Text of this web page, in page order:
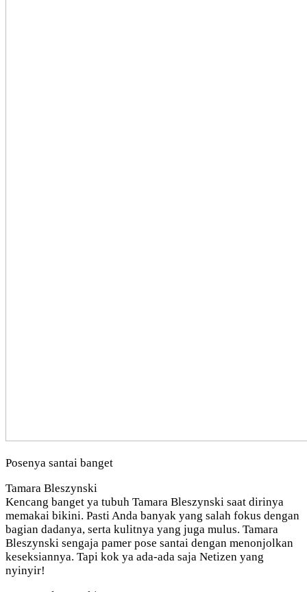
Posenya santai banget
Tamara Bleszynski
Kencang banget ya tubuh Tamara Bleszynski saat dirinya
memakai bikini. Pasti Anda banyak yang salah fokus dengan
bagian dadanya, serta kulitnya yang juga mulus. Tamara
Bleszynski sengaja pamer pose santai dengan menonjolkan
keseksiannya. Tapi kok ya ada-ada saja Netizen yang
nyinyir!